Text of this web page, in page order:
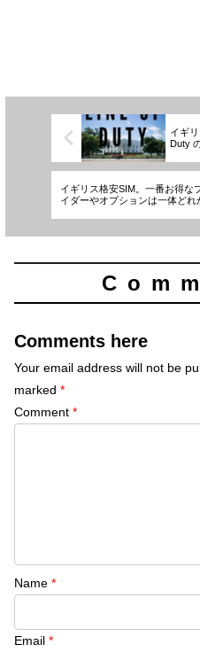
イギ
Duty
イギリス格安SIM。一番お得な
イダーやオプションは一体どれ
Comments here
Your email address will not be
marked *
Comment *
Name *
Email *